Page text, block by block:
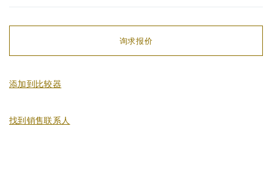
询求报价
添加到比较器
找到销售联系人